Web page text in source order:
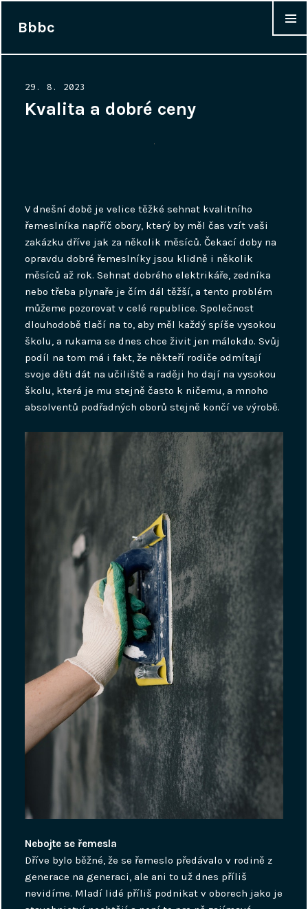
Bbbc
Posted
on
29. 8. 2023
Kvalita a dobré ceny
V dnešní době je velice těžké sehnat kvalitního
řemeslníka napříč obory, který by měl čas vzít vaši
zakázku dříve jak za několik měsíců. Čekací doby na
opravdu dobré řemeslníky jsou klidně i několik
měsíců až rok. Sehnat dobrého elektrikáře, zedníka
nebo třeba plynaře je čím dál těžší, a tento problém
můžeme pozorovat v celé republice. Společnost
dlouhodobě tlačí na to, aby měl každý spíše vysokou
školu, a rukama se dnes chce živit jen málokdo. Svůj
podíl na tom má i fakt, že někteří rodiče odmítají
svoje děti dát na učiliště a raději ho dají na vysokou
školu, která je mu stejně často k ničemu, a mnoho
absolventů podřadných oborů stejně končí ve výrobě.
Nebojte se řemesla
Dříve bylo běžné, že se řemeslo předávalo v rodině z
generace na generaci, ale ani to už dnes příliš
nevidíme. Mladí lidé příliš podnikat v oborech jako je